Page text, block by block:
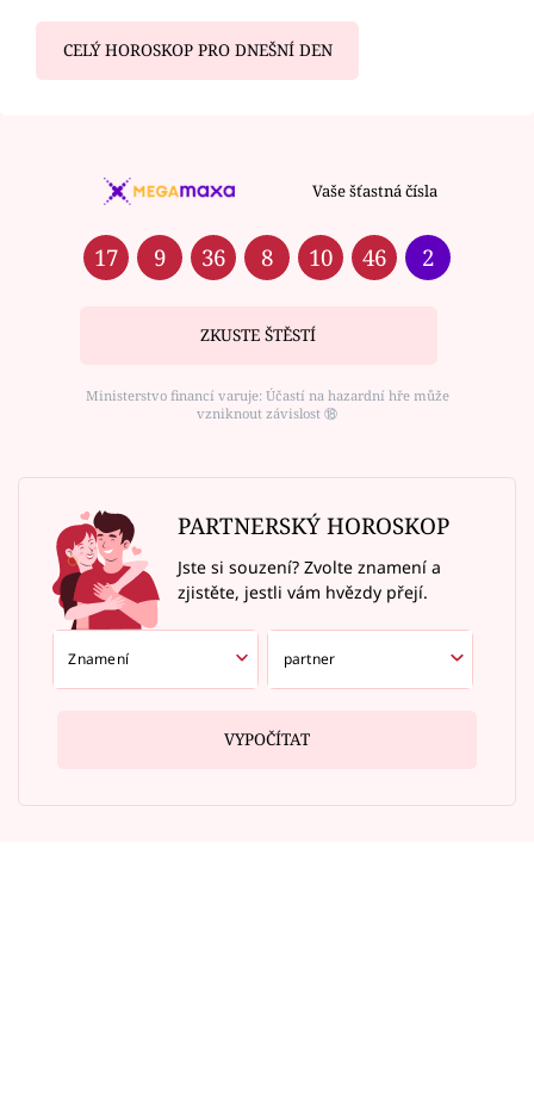
CELÝ HOROSKOP PRO DNEŠNÍ DEN
Vaše šťastná čísla
17 9 36 8 10 46 2
ZKUSTE ŠTĚSTÍ
Ministerstvo financí varuje: Účastí na hazardní hře může
vzniknout závislost ⑱
PARTNERSKÝ HOROSKOP
Jste si souzení? Zvolte znamení a
zjistěte, jestli vám hvězdy přejí.
VYPOČÍTAT